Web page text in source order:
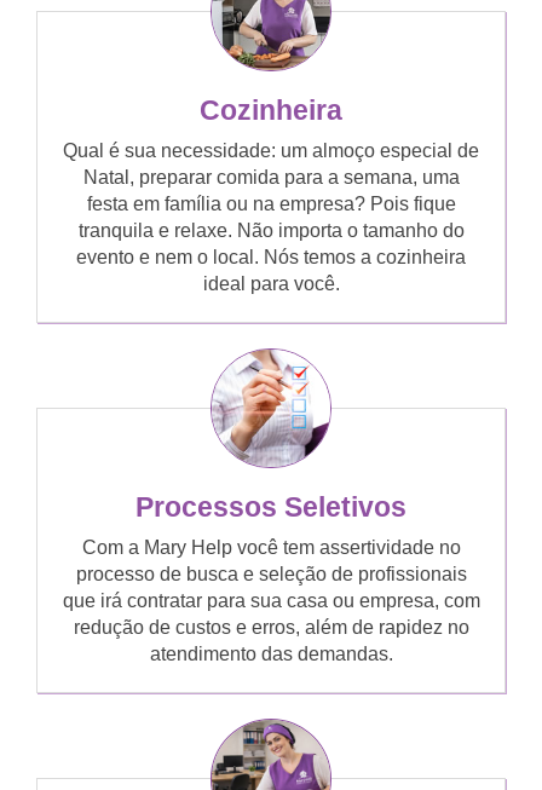
Cozinheira
Qual é sua necessidade: um almoço especial de
Natal, preparar comida para a semana, uma
festa em família ou na empresa? Pois fique
tranquila e relaxe. Não importa o tamanho do
evento e nem o local. Nós temos a cozinheira
ideal para você.
Processos Seletivos
Com a Mary Help você tem assertividade no
processo de busca e seleção de profissionais
que irá contratar para sua casa ou empresa, com
redução de custos e erros, além de rapidez no
atendimento das demandas.